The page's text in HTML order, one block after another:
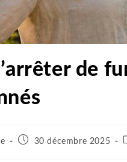
de
30 décembre 2025